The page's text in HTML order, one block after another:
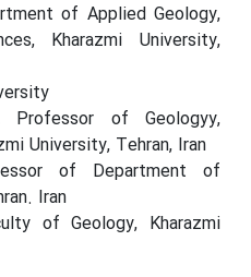
of Applied Geology,
Kharazmi University,
Professor of Geologyy,
University, Tehran, Iran
of Department of
Iran
of Geology, Kharazmi